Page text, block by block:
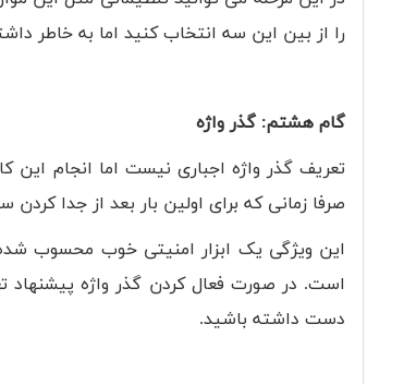
را از بین این سه انتخاب کنید اما به خاطر
گام هشتم: گذر واژه
تعریف گذر واژه اجباری نیست اما انجام این
صرفا زمانی که برای اولین بار بعد از جدا
این ویژگی یک ابزار امنیتی خوب محسوب شده
است. در صورت فعال کردن گذر واژه
دست داشته باشید.